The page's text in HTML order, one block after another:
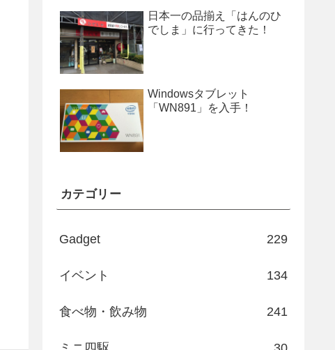
日本一の品揃え「はんのひ
でしま」に行ってきた！
Windowsタブレット
「WN891」を入手！
カテゴリー
Gadget 229
イベント 134
食べ物・飲み物 241